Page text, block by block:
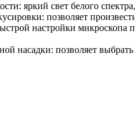
яркий свет белого
позволяет
настройки микроскопа
насадки: позволяет